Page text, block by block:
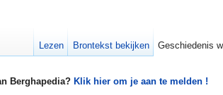
Berghapedia? Klik hier om je aan te melden !
Lezen Brontekst bekijken Geschiedenis